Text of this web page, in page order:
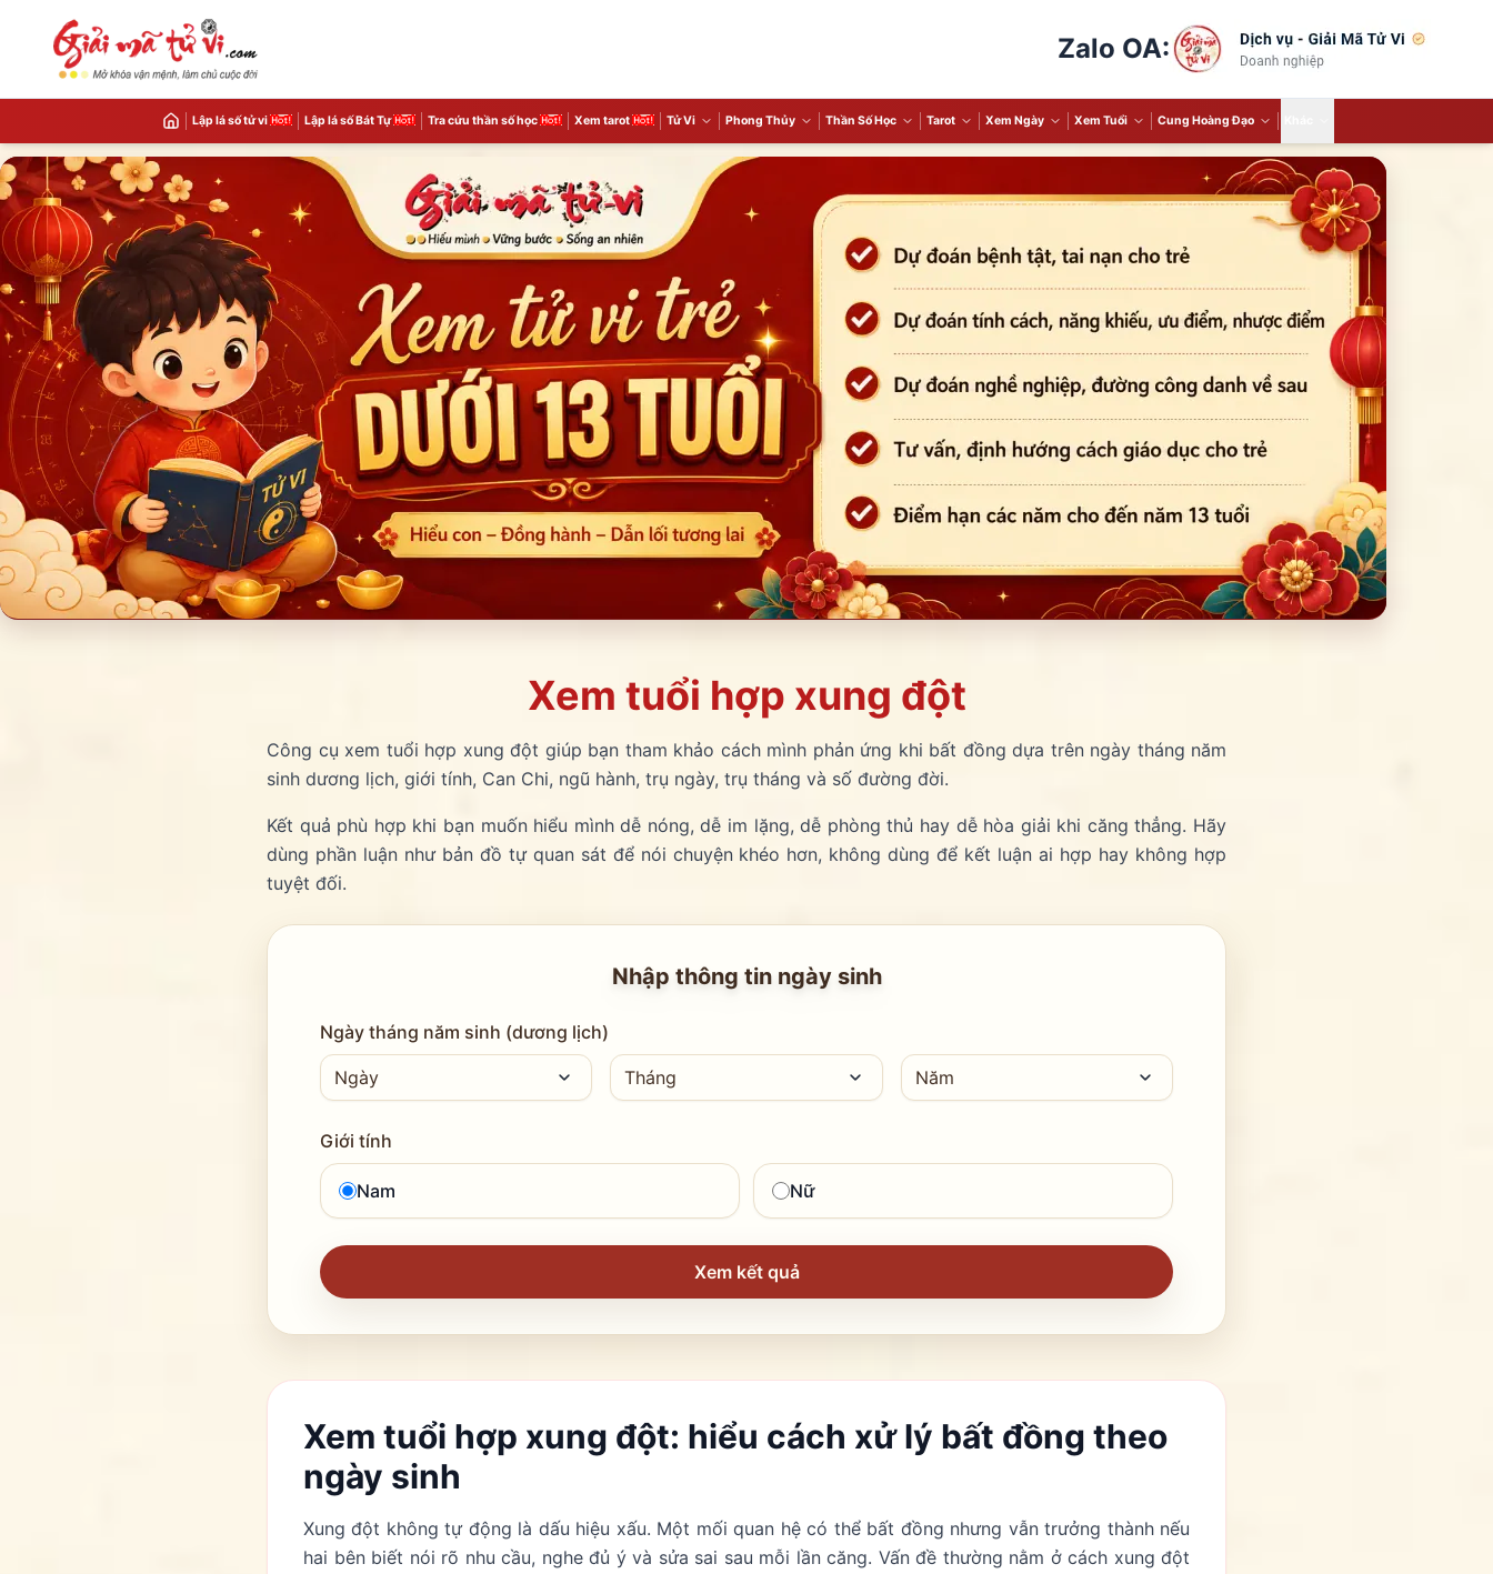
Zalo OA:
Lập lá số tử vi Lập lá số Bát Tự Tra cứu thần số học Xem tarot Tử Vi Phong Thủy Thần Số Học Tarot Xem Ngày Xem Tuổi Cung Hoàng Đạo
Xem tuổi hợp xung đột
Công cụ xem tuổi hợp xung đột giúp bạn tham khảo cách mình phản ứng khi bất đồng dựa trên ngày tháng năm
sinh dương lịch, giới tính, Can Chi, ngũ hành, trụ ngày, trụ tháng và số đường đời.
Kết quả phù hợp khi bạn muốn hiểu mình dễ nóng, dễ im lặng, dễ phòng thủ hay dễ hòa giải khi căng thẳng. Hãy
dùng phần luận như bản đồ tự quan sát để nói chuyện khéo hơn, không dùng để kết luận ai hợp hay không hợp
tuyệt đối.
Nhập thông tin ngày sinh
Ngày tháng năm sinh (dương lịch)
Giới tính
Nam Nữ
Xem kết quả
Xem tuổi hợp xung đột: hiểu cách xử lý bất đồng theo
ngày sinh
Xung đột không tự động là dấu hiệu xấu. Một mối quan hệ có thể bất đồng nhưng vẫn trưởng thành nếu
hai bên biết nói rõ nhu cầu, nghe đủ ý và sửa sai sau mỗi lần căng. Vấn đề thường nằm ở cách xung đột